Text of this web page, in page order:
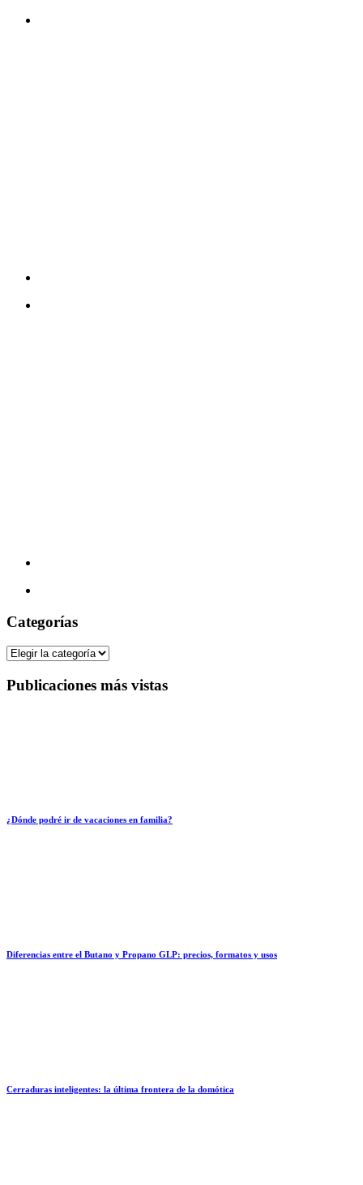
Categorías
Categorías
Publicaciones más vistas
¿Dónde podré ir de vacaciones en familia?
Diferencias entre el Butano y Propano GLP: precios, formatos y usos
Cerraduras inteligentes: la última frontera de la domótica